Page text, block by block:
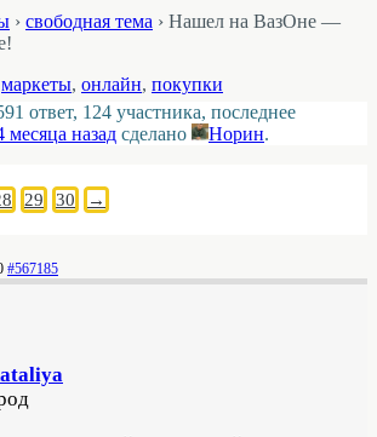
› свободная тема › Нашел на ВазОне —
маркеты, онлайн, покупки
ответ, 124 участника, последнее
месяца назад сделано Норин.
29 30 →
#567185